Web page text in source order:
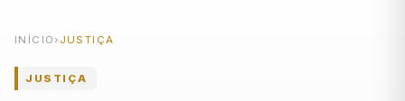
INÍCIO › JUSTIÇA
JUSTIÇA